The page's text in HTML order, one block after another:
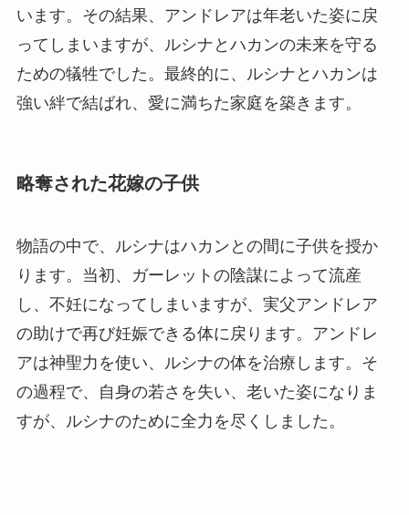
います。その結果、アンドレアは年老いた姿に戻
ってしまいますが、ルシナとハカンの未来を守る
ための犠牲でした。最終的に、ルシナとハカンは
強い絆で結ばれ、愛に満ちた家庭を築きます。
略奪された花嫁の子供
物語の中で、ルシナはハカンとの間に子供を授か
ります。当初、ガーレットの陰謀によって流産
し、不妊になってしまいますが、実父アンドレア
の助けで再び妊娠できる体に戻ります。アンドレ
アは神聖力を使い、ルシナの体を治療します。そ
の過程で、自身の若さを失い、老いた姿になりま
すが、ルシナのために全力を尽くしました。